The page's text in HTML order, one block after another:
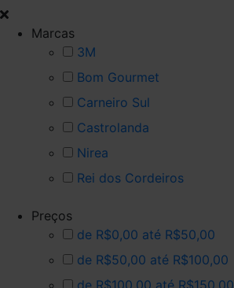
Marcas
3M
Bom Gourmet
Carneiro Sul
Castrolanda
Nirea
Rei dos Cordeiros
Preços
de R$0,00 até R$50,00
de R$50,00 até R$100,00